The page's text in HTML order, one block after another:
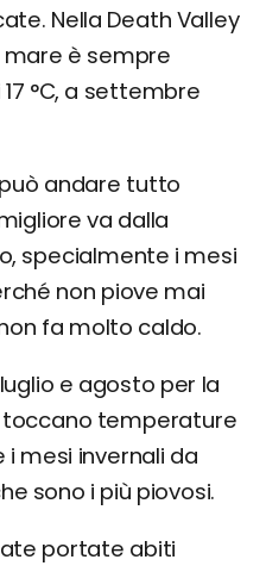
Nella Death Valley
mare è sempre
°C, a settembre
andare tutto
va dalla
specialmente i mesi
non piove mai
fa molto caldo.
luglio e agosto per la
toccano temperature
i mesi invernali da
sono i più piovosi.
portate abiti